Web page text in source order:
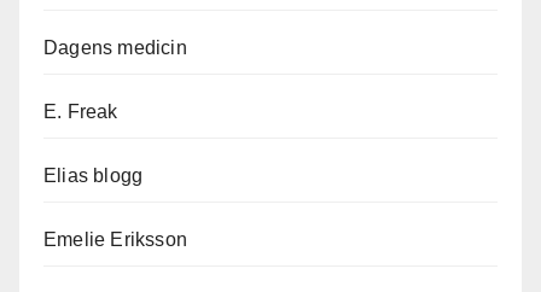
Dagens medicin
E. Freak
Elias blogg
Emelie Eriksson